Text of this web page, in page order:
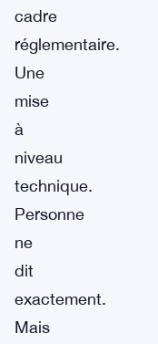
cadre
réglementaire.
Une
mise
à
niveau
technique.
Personne
ne
dit
exactement.
Mais